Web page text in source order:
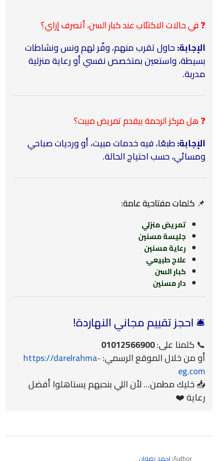
❓ في حالات الاكتئاب عند كبار السن، أتصرف إزاي؟
الإجابة:حاول تقرب منهم، وفّر لهم ونس ونشاطات
بسيطة، واستعين بمتخصص نفسي أو رعاية منزلية
مدربة.
❓ هل مركز الرحمة بيقدم تمريض مبيت؟
الإجابة:طبعًا، فيه خدمات مبيت، أو ورديات صباحي
ومسائي، حسب احتياج الحالة.
📌 كلمات مفتاحية عامة:
تمريض منزلي
جليسة مسنين
رعاية مسنين
علاج طبيعي
كبار السن
دار مسنين
🛎️ احجز تقييم مجاني النهاردة!
📞 كلمنا على:01012566900
أو من خلال الموقع الرسمي:https://darelrahma-
eg.com
📥 خليك مطمن… لأن اللي بنحبهم يستاهلوا أفضل
رعاية ❤️
Author: احمد رضوان